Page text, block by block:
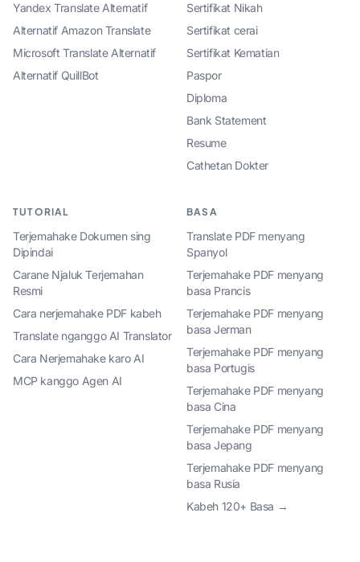
Yandex Translate Alternatif
Alternatif Amazon Translate
Microsoft Translate Alternatif
Alternatif QuillBot
Sertifikat Nikah
Sertifikat cerai
Sertifikat Kematian
Paspor
Diploma
Bank Statement
Resume
Cathetan Dokter
TUTORIAL
Terjemahake Dokumen sing
Dipindai
Carane Njaluk Terjemahan
Resmi
Cara nerjemahake PDF kabeh
Translate nganggo AI Translator
Cara Nerjemahake karo AI
MCP kanggo Agen AI
BASA
Translate PDF menyang
Spanyol
Terjemahake PDF menyang
basa Prancis
Terjemahake PDF menyang
basa Jerman
Terjemahake PDF menyang
basa Portugis
Terjemahake PDF menyang
basa Cina
Terjemahake PDF menyang
basa Jepang
Terjemahake PDF menyang
basa Rusia
Kabeh 120+ Basa →